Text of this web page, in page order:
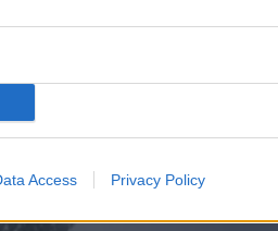
Access Privacy Policy
είχε έρθει και μας
μάνας